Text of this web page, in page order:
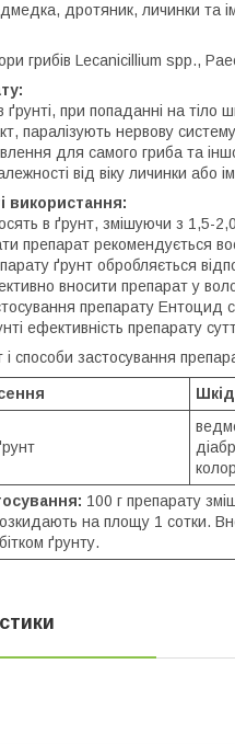
дротяник, личинки та
грибів Lecanicillium spp.,
ґрунті, при попаданні на
паралізують нервову
для самого гриба та
від віку личинки або
використання:
в ґрунт, змішуючи з 1,5-
препарат рекомендується
ґрунт обробляється
вносити препарат у
препарату Ентоцид
ефективність препарату
способи застосування
100 г препарату
на площу 1 сотки.
ґрунту.